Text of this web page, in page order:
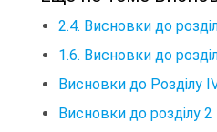
2.4. Висновки до
1.6. Висновки до
Висновки до Розділу
Висновки до розділу 2